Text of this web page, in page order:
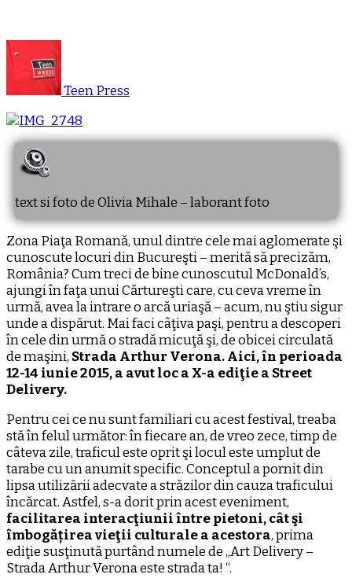
Teen Press
text si foto de Olivia Mihale – laborant foto
Zona Piaţa Romană, unul dintre cele mai aglomerate şi
cunoscute locuri din Bucureşti – merită să precizăm,
România? Cum treci de bine cunoscutul McDonald’s,
ajungi în faţa unui Cărtureşti care, cu ceva vreme în
urmă, avea la intrare o arcă uriaşă – acum, nu ştiu sigur
unde a dispărut. Mai faci câţiva paşi, pentru a descoperi
în cele din urmă o stradă micuţă şi, de obicei circulată
de maşini, Strada Arthur Verona. Aici, în perioada
12-14 iunie 2015, a avut loc a X-a ediţie a Street
Delivery.
Pentru cei ce nu sunt familiari cu acest festival, treaba
stă în felul următor: în fiecare an, de vreo zece, timp de
câteva zile, traficul este oprit şi locul este umplut de
tarabe cu un anumit specific. Conceptul a pornit din
lipsa utilizării adecvate a străzilor din cauza traficului
încărcat. Astfel, s-a dorit prin acest eveniment,
facilitarea interacţiunii între pietoni, cât şi
îmbogățirea vieţii culturale a acestora, prima
ediţie susţinută purtând numele de „Art Delivery –
Strada Arthur Verona este strada ta! “.